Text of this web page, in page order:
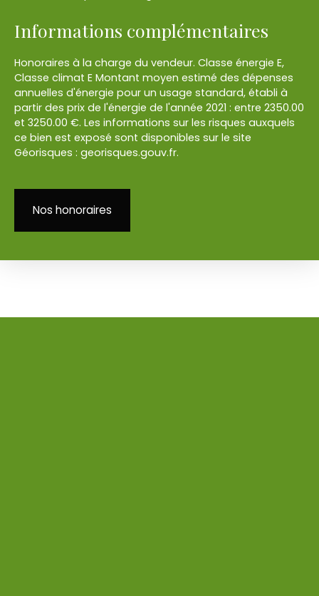
Informations complémentaires
Honoraires à la charge du vendeur. Classe énergie E,
Classe climat E Montant moyen estimé des dépenses
annuelles d'énergie pour un usage standard, établi à
partir des prix de l'énergie de l'année 2021 : entre 2350.00
et 3250.00 €. Les informations sur les risques auxquels
ce bien est exposé sont disponibles sur le site
Géorisques : georisques.gouv.fr.
Nos honoraires